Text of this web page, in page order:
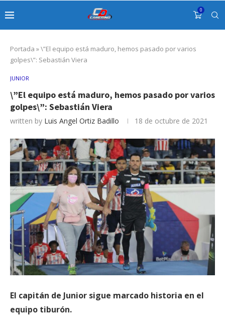
0
Portada »\”El equipo está maduro, hemos pasado por varios
golpes\”: Sebastián Viera
JUNIOR
\”El equipo está maduro, hemos pasado por varios
golpes\”: Sebastián Viera
written by Luis Angel Ortiz Badillo 18 de octubre de 2021
El capitán de Junior sigue marcado historia en el
equipo tiburón.